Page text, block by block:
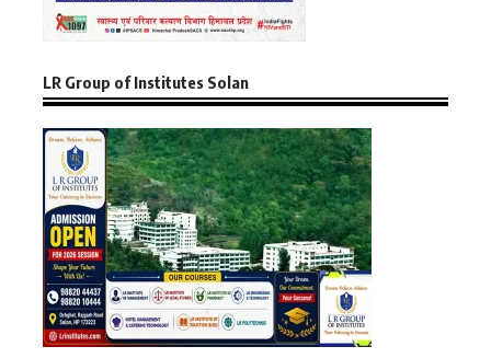
LR Group of Institutes Solan